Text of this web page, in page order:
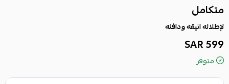
متكامل
لإطلاله انيقه ودافئه
599 SAR
متوفر